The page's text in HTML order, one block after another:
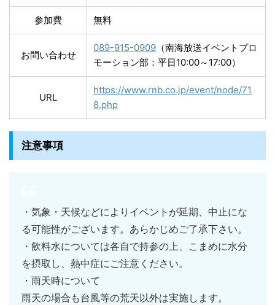
参加費 無料
お問い合わせ
089-915-0909 （南海放送イベントプロ
モーション部：平日10:00～17:00）
URL
https://www.rnb.co.jp/event/node/71
8.php
注意事項
・気象・天候などによりイベントが延期、中止にな
る可能性がございます。あらかじめご了承下さい。
・飲料水については各自で持参の上、こまめに水分
を摂取し、熱中症にご注意ください。
・雨天時について
雨天の場合も台風等の荒天以外は実施します。